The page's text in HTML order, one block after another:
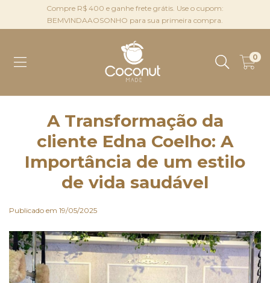
Compre R$ 400 e ganhe frete grátis. Use o cupom:
BEMVINDAAOSONHO para sua primeira compra.
0
A Transformação da
cliente Edna Coelho: A
Importância de um estilo
de vida saudável
Publicado em 19/05/2025